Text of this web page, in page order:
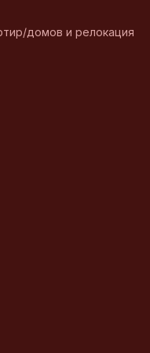
домов и релокация